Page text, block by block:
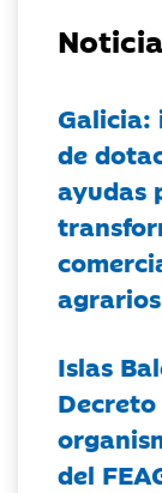
de
ayudas
agrarios
Islas
del